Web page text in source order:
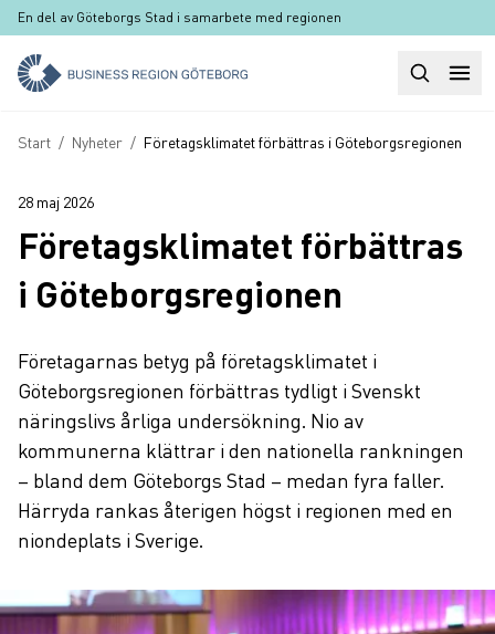
Hoppa till huvudinnehåll
En del av Göteborgs Stad i samarbete med regionen
Sök
Start / Nyheter / Företagsklimatet förbättras i Göteborgsregionen
28 maj 2026
Företagsklimatet förbättras
i Göteborgsregionen
Företagarnas betyg på företagsklimatet i
Göteborgsregionen förbättras tydligt i Svenskt
näringslivs årliga undersökning. Nio av
kommunerna klättrar i den nationella rankningen
– bland dem Göteborgs Stad – medan fyra faller.
Härryda rankas återigen högst i regionen med en
niondeplats i Sverige.